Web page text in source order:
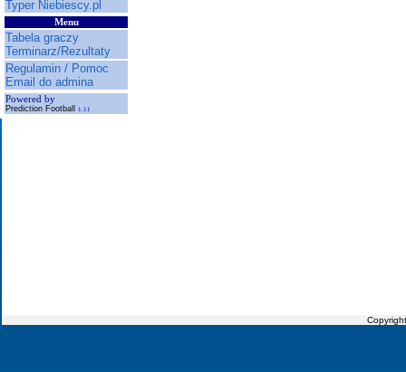
Typer Niebiescy.pl
Menu
Tabela graczy
Terminarz/Rezultaty
Regulamin / Pomoc
Email do admina
Powered by
Prediction Football 1.11